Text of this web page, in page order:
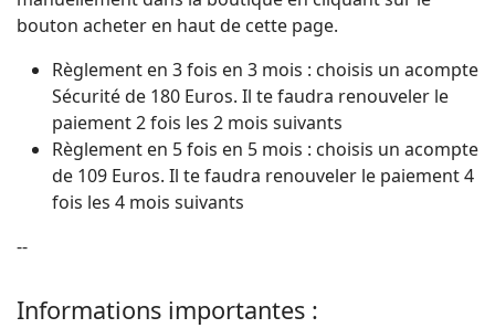
bouton acheter en haut de cette page.
Règlement en 3 fois en 3 mois : choisis un acompte
Sécurité de 180 Euros. Il te faudra renouveler le
paiement 2 fois les 2 mois suivants
Règlement en 5 fois en 5 mois : choisis un acompte
de 109 Euros. Il te faudra renouveler le paiement 4
fois les 4 mois suivants
--
Informations importantes :